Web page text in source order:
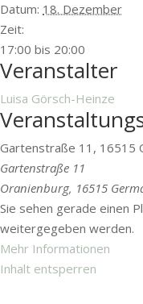
Datum: 18. Dezember
Zeit:
17:00 bis 20:00
Veranstalter
Luisa Görsch-Heinze
Gartenstraße 11, 16515
Gartenstraße 11
Oranienburg, 16515
Sie sehen gerade einen
weitergegeben werden.
Mehr Informationen
Inhalt entsperren